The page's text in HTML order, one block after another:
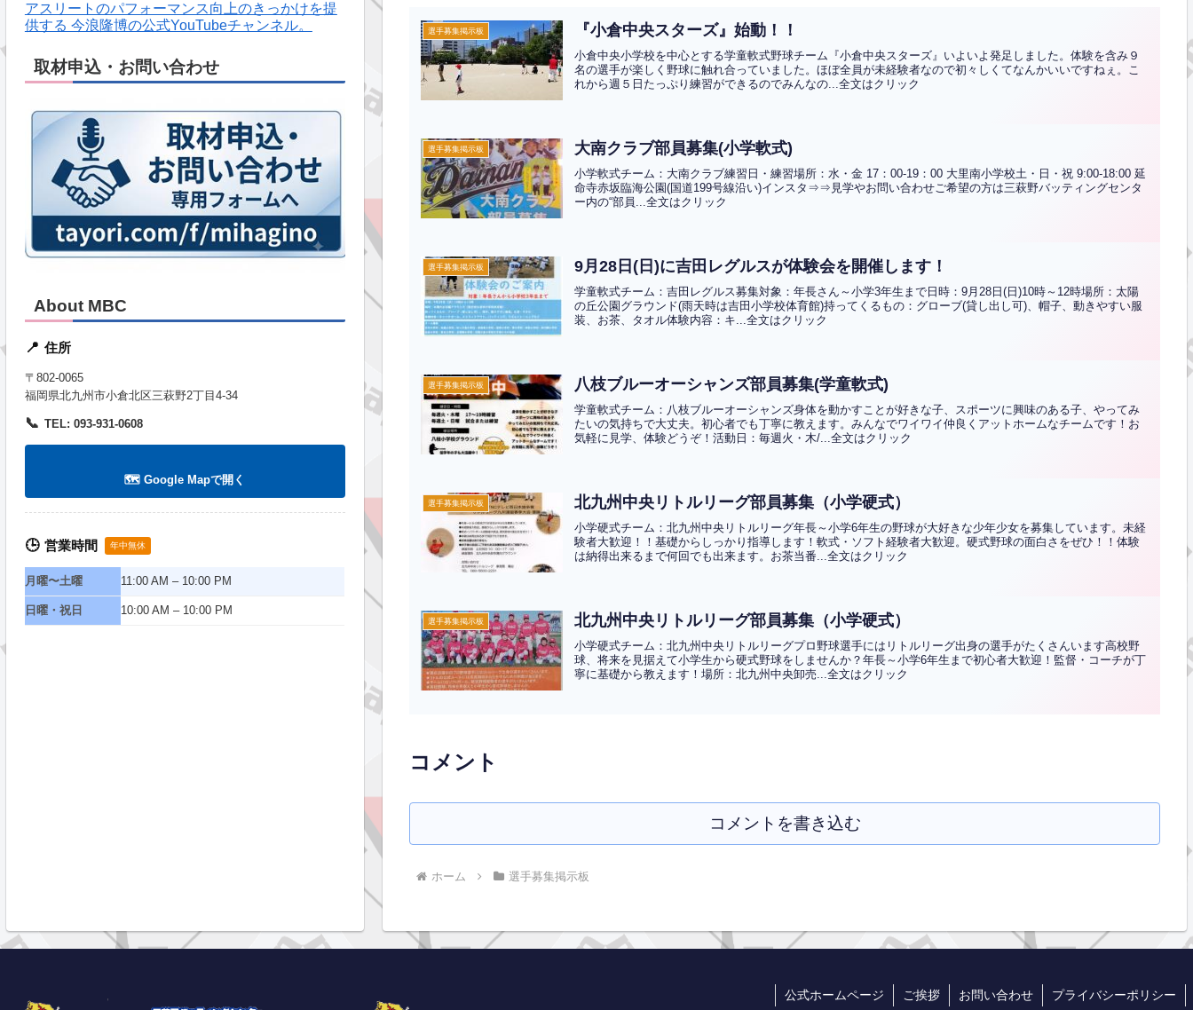
選手募集掲示板 『小倉中央スターズ』始動！！
小倉中央小学校を中心とする学童軟式野球チーム『小倉中央スターズ』いよいよ発足しました。体験を含み９
名の選手が楽しく野球に触れ合っていました。ほぼ全員が未経験者なので初々しくてなんかいいですねぇ。こ
れから週５日たっぷり練習ができるのでみんなの...全文はクリック
選手募集掲示板 大南クラブ部員募集(小学軟式)
小学軟式チーム：大南クラブ練習日・練習場所：水・金 17：00-19：00 大里南小学校土・日・祝 9:00-18:00 延
命寺赤坂臨海公園(国道199号線沿い)インスタ⇒⇒見学やお問い合わせご希望の方は三萩野バッティングセンタ
ー内の“部員...全文はクリック
選手募集掲示板 9月28日(日)に吉田レグルスが体験会を開催します！
学童軟式チーム：吉田レグルス募集対象：年長さん～小学3年生まで日時：9月28日(日)10時～12時場所：太陽
の丘公園グラウンド(雨天時は吉田小学校体育館)持ってくるもの：グローブ(貸し出し可)、帽子、動きやすい服
装、お茶、タオル体験内容：キ...全文はクリック
選手募集掲示板 八枝ブルーオーシャンズ部員募集(学童軟式)
学童軟式チーム：八枝ブルーオーシャンズ身体を動かすことが好きな子、スポーツに興味のある子、やってみ
たいの気持ちで大丈夫。初心者でも丁寧に教えます。みんなでワイワイ仲良くアットホームなチームです！お
気軽に見学、体験どうぞ！活動日：毎週火・木/...全文はクリック
選手募集掲示板 北九州中央リトルリーグ部員募集（小学硬式）
小学硬式チーム：北九州中央リトルリーグ年長～小学6年生の野球が大好きな少年少女を募集しています。未経
験者大歓迎！！基礎からしっかり指導します！軟式・ソフト経験者大歓迎。硬式野球の面白さをぜひ！！体験
は納得出来るまで何回でも出来ます。お茶当番...全文はクリック
選手募集掲示板 北九州中央リトルリーグ部員募集（小学硬式）
小学硬式チーム：北九州中央リトルリーグプロ野球選手にはリトルリーグ出身の選手がたくさんいます高校野
球、将来を見据えて小学生から硬式野球をしませんか？年長～小学6年生まで初心者大歓迎！監督・コーチが丁
寧に基礎から教えます！場所：北九州中央卸売...全文はクリック
コメント
コメントを書き込む
ホーム 選手募集掲示板
アスリートのパフォーマンス向上のきっかけを提
供する 今浪隆博の公式YouTubeチャンネル。
取材申込・お問い合わせ
About MBC
📍 住所
〒802-0065
福岡県北九州市小倉北区三萩野2丁目4-34
📞 TEL: 093-931-0608
🗺️ Google Mapで開く
🕒 営業時間 年中無休
月曜〜土曜 11:00 AM – 10:00 PM
日曜・祝日 10:00 AM – 10:00 PM
公式ホームページ ご挨拶 お問い合わせ プライバシーポリシー